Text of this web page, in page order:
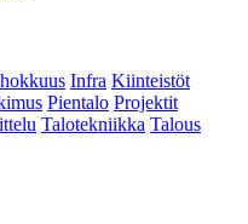
Infra Kiinteistöt
Pientalo Projektit
Talotekniikka Talous